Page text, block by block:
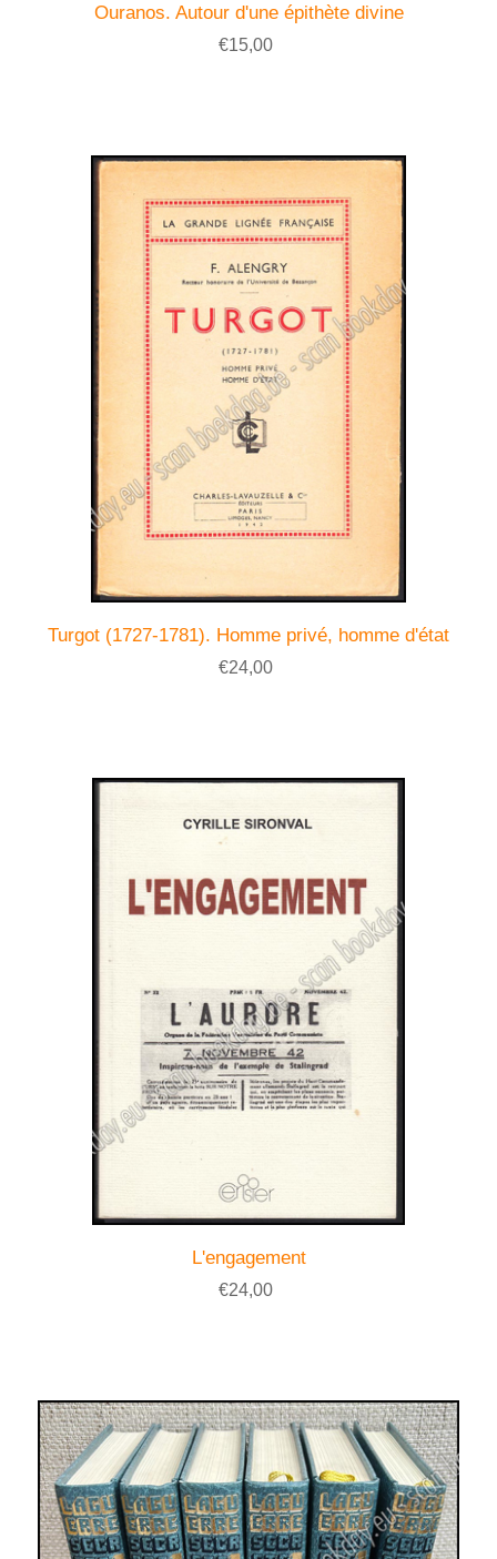
Ouranos. Autour d'une épithète divine
€15,00
Turgot (1727-1781). Homme privé, homme d'état
€24,00
L'engagement
€24,00